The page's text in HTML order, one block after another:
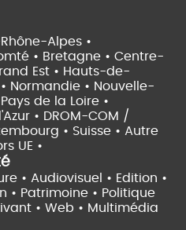
Alpes •
• Bretagne • Centre-
Est • Hauts-de-
Normandie • Nouvelle-
Pays de la Loire •
• DROM-COM /
• Suisse • Autre
UE •
• Audiovisuel • Edition •
• Patrimoine • Politique
• Web • Multimédia